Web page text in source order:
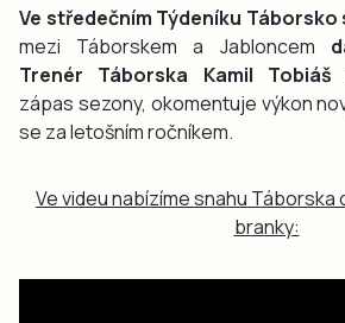
Ve středečním Týdeníku
mezi Táborskem a Jabloncem
Trenér Táborska Kamil Tobiáš
zápas sezony, okomentuje výkon
se za letošním ročníkem.
Ve videu nabízíme snahu
branky: